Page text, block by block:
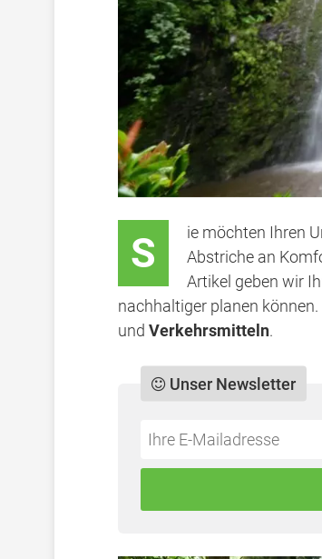
S
ie möchten Ihren
Abstriche an
Artikel geben wir
nachhaltiger planen
und Verkehrsmitteln.
Do
this
Unser Newsletter
*Ihre